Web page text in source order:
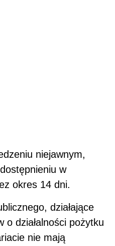
niejawnym,
w
okres 14 dni.
działające
o działalności pożytku
nie mają